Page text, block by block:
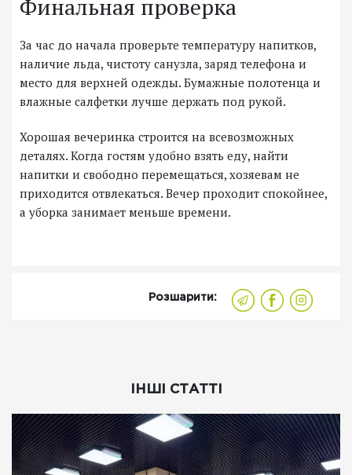
Финальная проверка
За час до начала проверьте температуру напитков,
наличие льда, чистоту санузла, заряд телефона и
место для верхней одежды. Бумажные полотенца и
влажные салфетки лучше держать под рукой.
Хорошая вечеринка строится на всевозможных
деталях. Когда гостям удобно взять еду, найти
напитки и свободно перемещаться, хозяевам не
приходится отвлекаться. Вечер проходит спокойнее,
а уборка занимает меньше времени.
Розшарити:
ІНШІ СТАТТІ